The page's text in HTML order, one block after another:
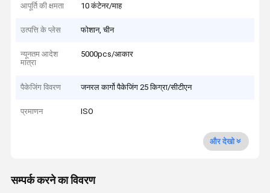
आपूर्ति की क्षमता 10 कंटेनर/माह
उत्पत्ति के प्लेस फोशान, चीन
न्यूनतम आदेश
मात्रा
5000pcs/आकार
पैकेजिंग विवरण जनरल कार्गो पैकेजिंग 25 किग्रा/सीटीएन
प्रमाणन ISO
और देखो
सम्पर्क करने का विवरण